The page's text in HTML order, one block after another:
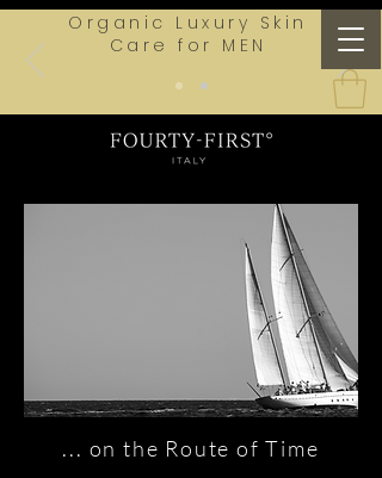
Organic Luxury Skin
Care for MEN
... on the Route of Time